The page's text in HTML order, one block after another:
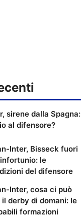
sirene dalla Spagna:
al difensore?
Inter, Bisseck fuori
le
del difensore
Inter, cosa ci può
il derby di domani: le
formazioni